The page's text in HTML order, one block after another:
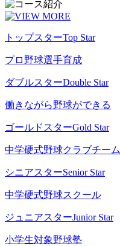
トップスターTop Star
プロ野球選手育成
ダブルスターDouble Star
働きながら野球ができる
ゴールドスターGold Star
中学硬式野球クラブチーム
シニアスターSenior Star
中学硬式野球スクール
ジュニアスターJunior Star
小学生対象野球塾